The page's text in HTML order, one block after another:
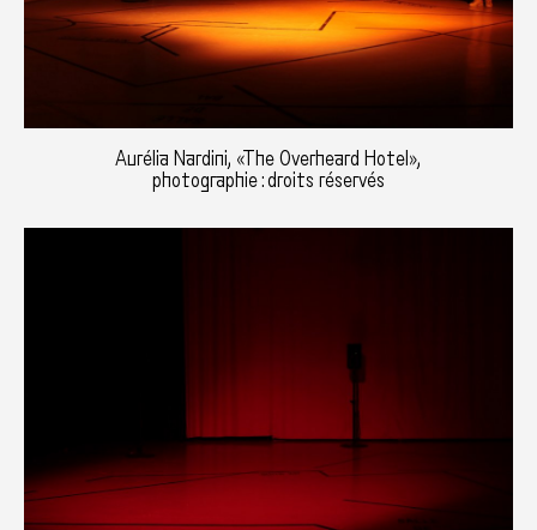
Aurélia Nardini, «The Overheard Hotel»,
photographie : droits réservés